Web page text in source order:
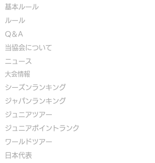
基本ルール
ルール
Q＆A
​当協会について
​ニュース
大会情報
シーズンランキング
ジャパンランキング
ジュニアツアー
ジュニアポイントランク
​ワールドツアー
​​日本代表